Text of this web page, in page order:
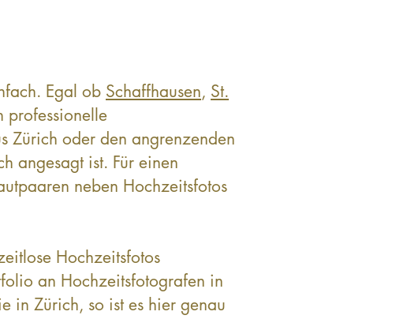
Egal ob Schaffhausen, St.
professionelle
Zürich oder den angrenzenden
angesagt ist. Für einen
neben Hochzeitsfotos
Hochzeitsfotos
an Hochzeitsfotografen in
in Zürich, so ist es hier genau